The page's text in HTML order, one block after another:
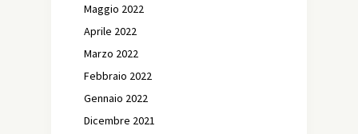
Maggio 2022
Aprile 2022
Marzo 2022
Febbraio 2022
Gennaio 2022
Dicembre 2021